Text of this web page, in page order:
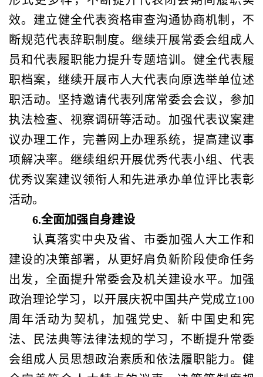
效。建立健全代表资格审查沟通协商机制，不
断规范代表辞职制度。继续开展常委会组成人
员和代表履职能力提升专题培训。健全代表履
职档案，继续开展市人大代表向原选举单位述
职活动。坚持邀请代表列席常委会会议，参加
执法检查、视察调研等活动。加强代表议案建
议办理工作，完善网上办理系统，提高建议事
项解决率。继续组织开展优秀代表小组、代表
优秀议案建议领衔人和先进承办单位评比表彰
活动。
6.全面加强自身建设
认真落实中央及省、市委加强人大工作和
建设的决策部署，从更好肩负新阶段使命任务
出发，全面提升常委会及机关建设水平。加强
政治理论学习，以开展庆祝中国共产党成立100
周年活动为契机，加强党史、新中国史和宪
法、民法典等法律法规的学习，不断提升常委
会组成人员思想政治素质和依法履职能力。健